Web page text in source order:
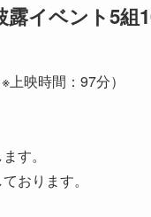
イベント5組
映時間：97分）
す。
おります。